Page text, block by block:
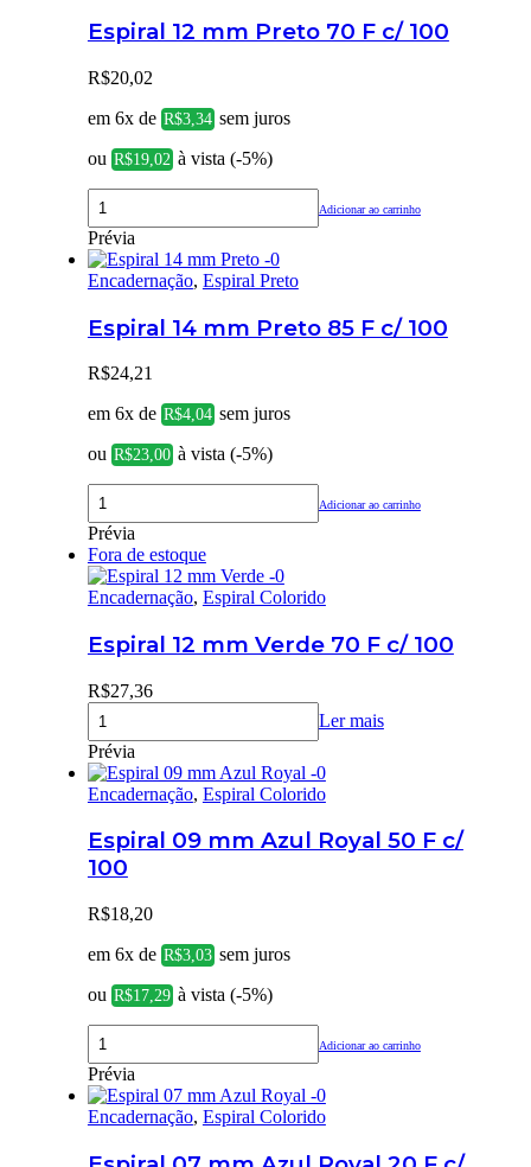
Espiral 12 mm Preto 70 F c/ 100
R$20,02
em 6x de R$3,34 sem juros
ou R$19,02 à vista (-5%)
Adicionar ao carrinho
Prévia
Encadernação, Espiral Preto
Espiral 14 mm Preto 85 F c/ 100
R$24,21
em 6x de R$4,04 sem juros
ou R$23,00 à vista (-5%)
Adicionar ao carrinho
Prévia
Fora de estoque
Encadernação, Espiral Colorido
Espiral 12 mm Verde 70 F c/ 100
R$27,36
Ler mais
Prévia
Encadernação, Espiral Colorido
Espiral 09 mm Azul Royal 50 F c/
100
R$18,20
em 6x de R$3,03 sem juros
ou R$17,29 à vista (-5%)
Adicionar ao carrinho
Prévia
Encadernação, Espiral Colorido